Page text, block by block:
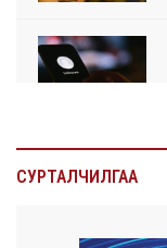
СУРТАЛЧИЛГАА